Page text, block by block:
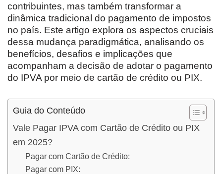
contribuintes, mas também transformar a
dinâmica tradicional do pagamento de impostos
no país. Este artigo explora os aspectos cruciais
dessa mudança paradigmática, analisando os
benefícios, desafios e implicações que
acompanham a decisão de adotar o pagamento
do IPVA por meio de cartão de crédito ou PIX.
Guia do Conteúdo
Vale Pagar IPVA com Cartão de Crédito ou PIX
em 2025?
Pagar com Cartão de Crédito:
Pagar com PIX: